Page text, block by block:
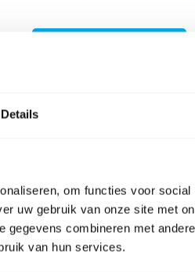
Details
om functies voor
uw gebruik van onze site met
combineren met
van hun services.
7671 BE Vriezenveen
020 – 820 8730
E-mailadres:
info@bebovloeren.nl